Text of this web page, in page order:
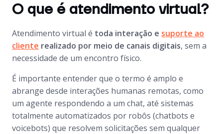
O que é atendimento virtual?
Atendimento virtual é toda interação e suporte ao
cliente realizado por meio de canais digitais, sem a
necessidade de um encontro físico.
É importante entender que o termo é amplo e
abrange desde interações humanas remotas, como
um agente respondendo a um chat, até sistemas
totalmente automatizados por robôs (chatbots e
voicebots) que resolvem solicitações sem qualquer